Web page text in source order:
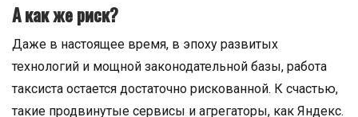
А как же риск?
Даже в настоящее время, в эпоху развитых
технологий и мощной законодательной базы, работа
таксиста остается достаточно рискованной. К счастью,
такие продвинутые сервисы и агрегаторы, как Яндекс.